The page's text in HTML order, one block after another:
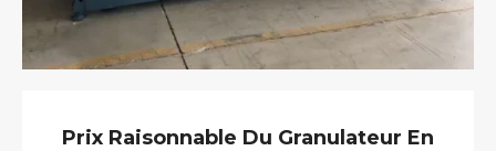
Prix ​​​​raisonnable Du Granulateur En